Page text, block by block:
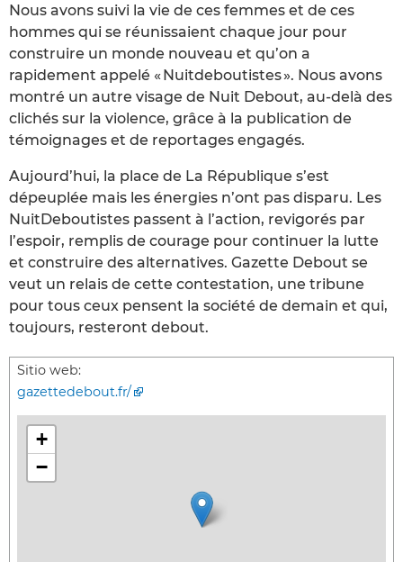
Nous avons suivi la vie de ces femmes et de ces
hommes qui se réunissaient chaque jour pour
construire un monde nouveau et qu’on a
rapidement appelé « Nuitdeboutistes ». Nous avons
montré un autre visage de Nuit Debout, au-delà des
clichés sur la violence, grâce à la publication de
témoignages et de reportages engagés.
Aujourd’hui, la place de La République s’est
dépeuplée mais les énergies n’ont pas disparu. Les
NuitDeboutistes passent à l’action, revigorés par
l’espoir, remplis de courage pour continuer la lutte
et construire des alternatives. Gazette Debout se
veut un relais de cette contestation, une tribune
pour tous ceux pensent la société de demain et qui,
toujours, resteront debout.
Sitio web:
gazettedebout.fr/
+
−